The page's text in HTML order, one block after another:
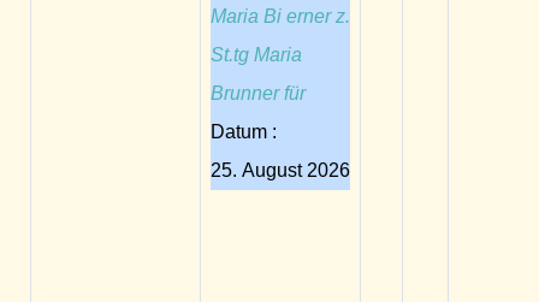
Maria Bi erner z.
St.tg Maria
Brunner für
Datum :
25. August 2026